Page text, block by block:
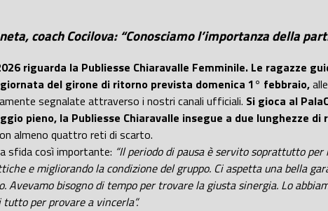
coach Cocilova: “Conosciamo l’importanza della
riguarda la Publiesse Chiaravalle Femminile. Le ragazze
del girone di ritorno prevista domenica 1° febbraio,
segnalate attraverso i nostri canali ufficiali. Si gioca al
pieno, la Publiesse Chiaravalle insegue a due lunghezze di
almeno quattro reti di scarto.
sfida così importante: “Il periodo di pausa è servito soprattutto
e migliorando la condizione del gruppo. Ci aspetta una bella
bisogno di tempo per trovare la giusta sinergia. Lo
per provare a vincerla”.